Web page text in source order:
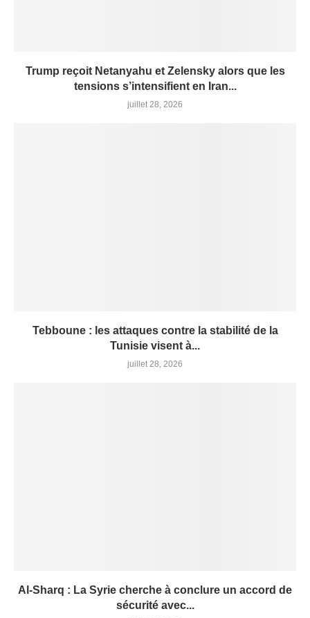
Trump reçoit Netanyahu et Zelensky alors que les
tensions s’intensifient en Iran...
juillet 28, 2026
Tebboune : les attaques contre la stabilité de la
Tunisie visent à...
juillet 28, 2026
Al-Sharq : La Syrie cherche à conclure un accord de
sécurité avec...